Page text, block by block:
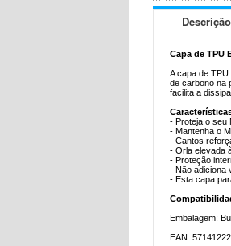
Descrição
Capa de TPU
A capa de
de carbono na
facilita a
- Proteja o seu
- Mantenha o
- Cantos
- Orla elevada
- Proteção
- Não adiciona
- Esta capa
Embalagem:
EAN: